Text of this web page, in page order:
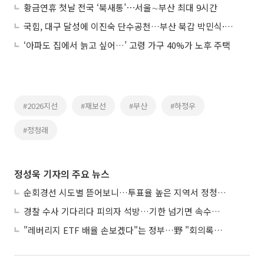
황금연휴 첫날 전국 ‘북새통’⋯서울∼부산 최대 9시간
국힘, 대구 달성에 이진숙 단수공천…부산 북갑 박민식·이영풍 경선
‘아파도 집에서 늙고 싶어…’ 고령 가구 40%가 노후 주택
#2026지선 #재보선 #부산 #하정우
#정청래
정성욱 기자의 주요 뉴스
순회경선 시도별 뜯어보니…투표율 높은 지역서 정청래 강세
경찰 수사 기다리다 피의자 석방…기한 넘기면 속수무책
"레버리지 ETF 배율 손보겠다"는 정부…野 "회의록부터 내놔야"